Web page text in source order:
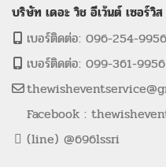
บริษัท เดอะ วิช อีเว้นต์ เซอร์วิ
เบอร์ติดต่อ: 096-254-9956
เบอร์ติดต่อ: 099-361-9956
Facebook :
(line) @696lssri